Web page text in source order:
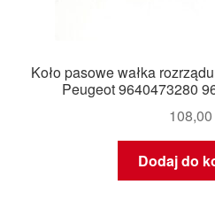
Koło pasowe wałka
Peugeot 9640473280
108,00
Dodaj do